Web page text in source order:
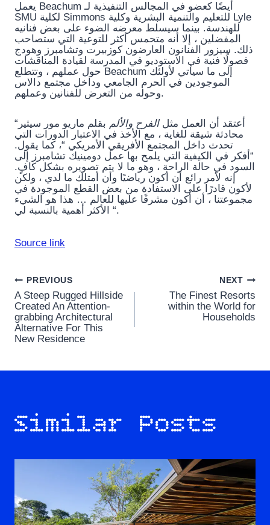
يعمل Beachum أيضًا كعضو في المجالس التنفيذية لـ
SMU لكلية Simmons للتعليم والتنمية البشرية وكلية Lyle
للهندسة. بينما سيسلط معرضه الضوء على بعض فنانيه
المفضلين ، إلا أنه متحمس أكثر للتوعية التي ستصاحب
ذلك. سيزور الفنانون العارضون كوزبيرت وتشامبرز وهودج
فصولًا فنية في الاستوديو في المدرسة لقيادة المناقشات
حول عملهم ، وتتطلع Beachum إلى ما سيأتي لأولئك
الموجودين في الحرم الجامعي وداخل مجتمع دالاس
وحوله من التعرض للفنانين وعملهم.
“أعتقد أن العمل مثلالفرح والألم بقلم ماريو مور سيثير
محادثة شيقة للغاية ، مع الأخذ في الاعتبار الدورات التي
تحدث داخل المجتمع الأفريقي الأمريكي “، كما يقول.
“أفكر في الكيفية التي يلمح بها عمل دومينيك تشامبرز إلى
السود في حالة الراحة ، وهو ما لا يتم تصويره بشكل كافٍ.
إنه لأمر رائع أن أكون رياضيًا وأن أمتلك ما لدي ، ولكن
لأكون قادرًا على الاستفادة من بعض القطع الموجودة في
مجموعتنا ، أن أكون مشرفًا عليها للعالم … هذا هو الشيء
الأكثر أهمية بالنسبة لي “.
Source link
Post
navigation
PREVIOUS
A Steep Rugged Hillside
Created An Attention-
grabbing Architectural
Alternative For This
New Residence
NEXT
The Finest Resorts
within the World for
Households
Similar Posts